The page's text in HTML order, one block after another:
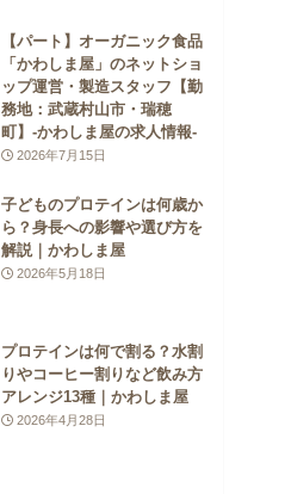
【パート】オーガニック食品
「かわしま屋」のネットショ
ップ運営・製造スタッフ【勤
務地：武蔵村山市・瑞穂
町】-かわしま屋の求人情報-
2026年7月15日
子どものプロテインは何歳か
ら？身長への影響や選び方を
解説｜かわしま屋
2026年5月18日
プロテインは何で割る？水割
りやコーヒー割りなど飲み方
アレンジ13種｜かわしま屋
2026年4月28日